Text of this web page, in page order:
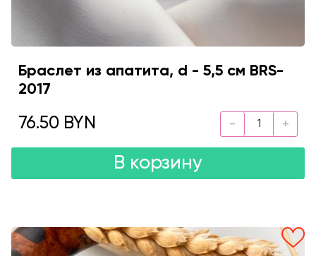
Браслет из апатита, d - 5,5 см BRS-
2017
76.50 BYN
В корзину